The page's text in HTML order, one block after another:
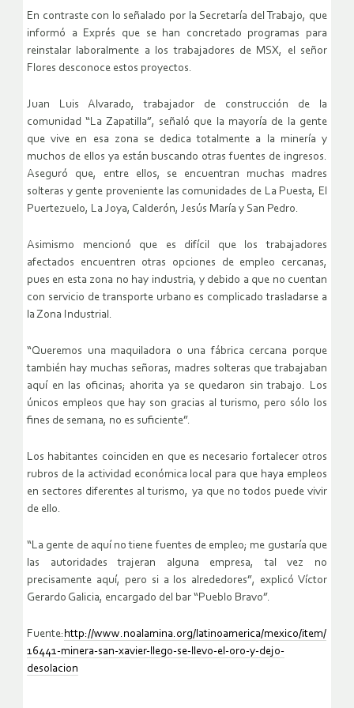
En contraste con lo señalado por la Secretaría del Trabajo, que
informó a Exprés que se han concretado programas para
reinstalar laboralmente a los trabajadores de MSX, el señor
Flores desconoce estos proyectos.
Juan Luis Alvarado, trabajador de construcción de la
comunidad “La Zapatilla”, señaló que la mayoría de la gente
que vive en esa zona se dedica totalmente a la minería y
muchos de ellos ya están buscando otras fuentes de ingresos.
Aseguró que, entre ellos, se encuentran muchas madres
solteras y gente proveniente las comunidades de La Puesta, El
Puertezuelo, La Joya, Calderón, Jesús María y San Pedro.
Asimismo mencionó que es difícil que los trabajadores
afectados encuentren otras opciones de empleo cercanas,
pues en esta zona no hay industria, y debido a que no cuentan
con servicio de transporte urbano es complicado trasladarse a
la Zona Industrial.
“Queremos una maquiladora o una fábrica cercana porque
también hay muchas señoras, madres solteras que trabajaban
aquí en las oficinas; ahorita ya se quedaron sin trabajo. Los
únicos empleos que hay son gracias al turismo, pero sólo los
fines de semana, no es suficiente”.
Los habitantes coinciden en que es necesario fortalecer otros
rubros de la actividad económica local para que haya empleos
en sectores diferentes al turismo, ya que no todos puede vivir
de ello.
“La gente de aquí no tiene fuentes de empleo; me gustaría que
las autoridades trajeran alguna empresa, tal vez no
precisamente aquí, pero si a los alrededores”, explicó Víctor
Gerardo Galicia, encargado del bar “Pueblo Bravo”.
Fuente: http://www.noalamina.org/latinoamerica/mexico/item/
16441-minera-san-xavier-llego-se-llevo-el-oro-y-dejo-
desolacion